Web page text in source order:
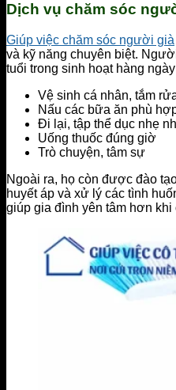
Dịch vụ chăm sóc
Giúp việc chăm sóc người già
và kỹ năng chuyên biệt.
tuổi trong sinh hoạt hàng
Vệ sinh cá nhân, tắm
Nấu các bữa ăn phù
Đi lại, tập thể dục nhẹ
Uống thuốc đúng giờ
Trò chuyện, tâm sự
Ngoài ra, họ còn được đào
huyết áp và xử lý các tình
giúp gia đình yên tâm hơn